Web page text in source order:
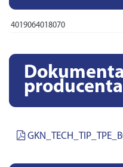
4019064018070
producenta